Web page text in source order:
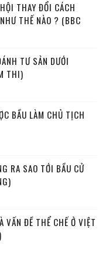
THAY ĐỔI CÁCH
THẾ NÀO ? (BBC
TƯ SẢN DƯỚI
THI)
BẦU LÀM CHỦ TỊCH
RA SAO TỚI BẦU CỬ
VẤN ĐỀ THỂ CHẾ Ở VIỆT